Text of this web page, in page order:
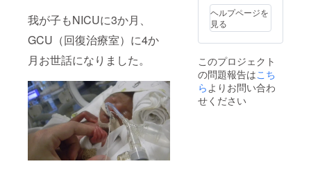
我が子もNICUに3か月、
GCU（回復治療室）に4か
月お世話になりました。
だいた
い1.2～
1.3kgの
セット
す。
ヘルプページを
見る
このプロジェクト
の問題報告はこち
ら よりお問い合わ
せください